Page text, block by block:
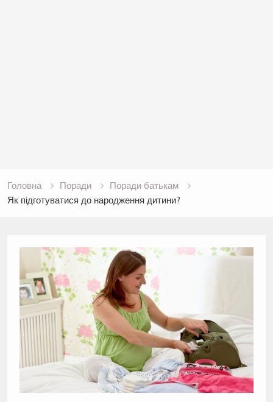
Головна Поради
Поради батькам
Як підготуватися до народження дитини?